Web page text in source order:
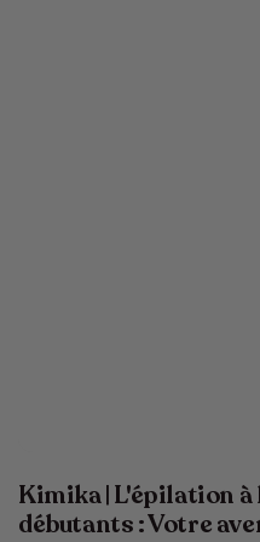
Kimika | L'épilation à
débutants : Votre